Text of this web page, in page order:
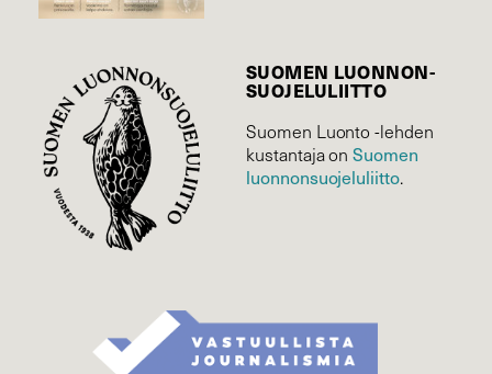
SUOMEN LUONNON­
SUOJELU­LIITTO
Suomen Luonto -lehden
kustantaja onSuomen
luonnonsuojelu­liitto.